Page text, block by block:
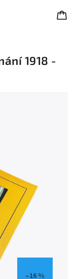
1918 -
–16 %